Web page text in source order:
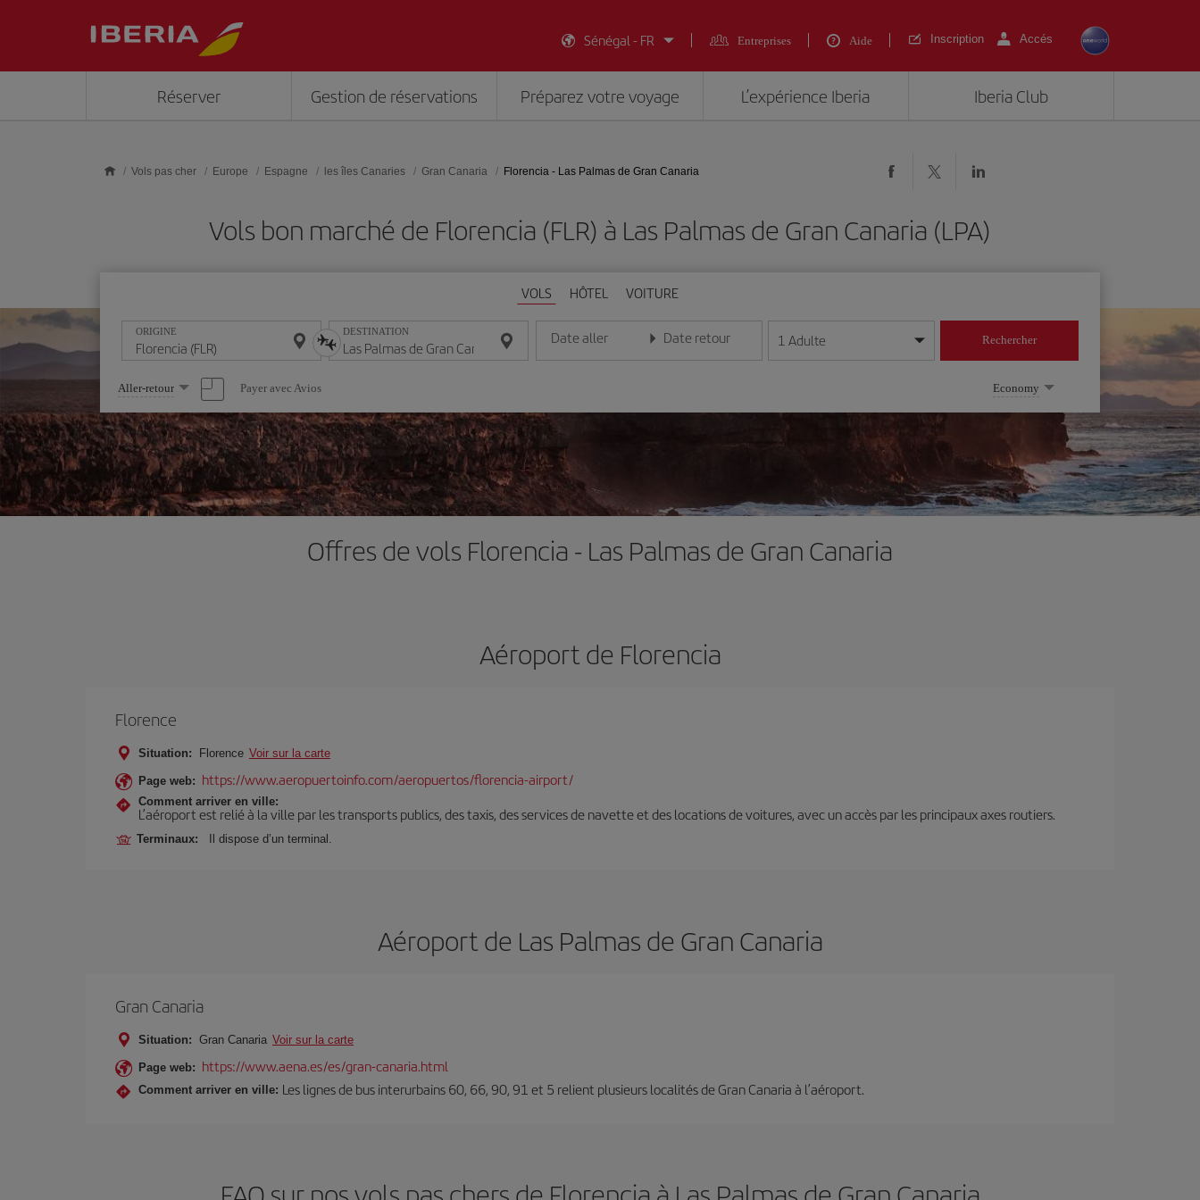
Sénégal - FR
Entreprises Aide Inscription Accés
Réserver Gestion de réservations Préparez votre voyage L’expérience Iberia Iberia Club
Vols pas cher Europe Espagne les îles Canaries Gran Canaria Florencia - Las Palmas de Gran Canaria
Vols bon marché de Florencia (FLR) à Las Palmas de Gran Canaria (LPA)
VOLS HÔTEL VOITURE
ORIGINE DESTINATION Date aller
Entrez la date au format jour/mois/année
Date retour
Entrez la date au format jour/mois/année
1 Adulte Rechercher
Sélectionnez
une
option
Aller-retour Payer avec Avios Economy
Offres de vols Florencia - Las Palmas de Gran Canaria
Aéroport de Florencia
Florence
Situation: Florence Voir sur la carte
Page web: https://www.aeropuertoinfo.com/aeropuertos/florencia-airport/
Comment arriver en ville:
L’aéroport est relié à la ville par les transports publics, des taxis, des services de navette et des locations de voitures, avec un accès par les principaux axes routiers.
Terminaux: Il dispose d’un terminal.
Aéroport de Las Palmas de Gran Canaria
Gran Canaria
Situation: Gran Canaria Voir sur la carte
Page web: https://www.aena.es/es/gran-canaria.html
Comment arriver en ville: Les lignes de bus interurbains 60, 66, 90, 91 et 5 relient plusieurs localités de Gran Canaria à l’aéroport.